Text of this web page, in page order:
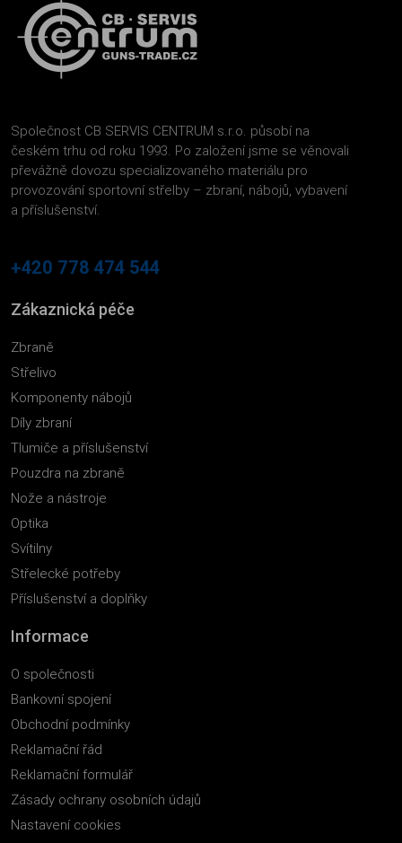
Společnost CB SERVIS CENTRUM s.r.o. působí na
českém trhu od roku 1993. Po založení jsme se věnovali
převážně dovozu specializovaného materiálu pro
provozování sportovní střelby – zbraní, nábojů, vybavení
a příslušenství.
+420 778 474 544
Zákaznická péče
Zbraně
Střelivo
Komponenty nábojů
Díly zbraní
Tlumiče a příslušenství
Pouzdra na zbraně
Nože a nástroje
Optika
Svítilny
Střelecké potřeby
Příslušenství a doplňky
Informace
O společnosti
Bankovní spojení
Obchodní podmínky
Reklamační řád
Reklamační formulář
Zásady ochrany osobních údajů
Nastavení cookies